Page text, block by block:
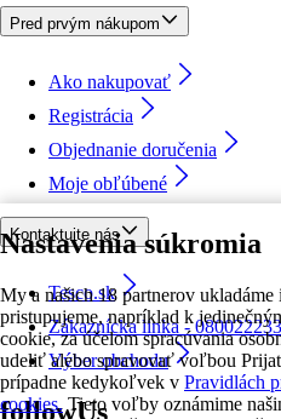
Nastavenia súkromia
My a našich 18 partnerov
pristupujeme, napríklad k
cookie, za účelom spracúvania
udeliť alebo spravovať voľbou
prípadne kedykoľvek v Pravidlách
cookies. Tieto voľby oznámime
Pred prvým nákupom
Ako nakupovať
Registrácia
Objednanie doručenia
Moje obľúbené
Kontaktujte nás
Tesco.sk
Zákaznícka linka -
Výber obchodu
followUs